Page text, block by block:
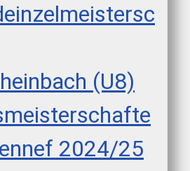
(U8)
2024/25